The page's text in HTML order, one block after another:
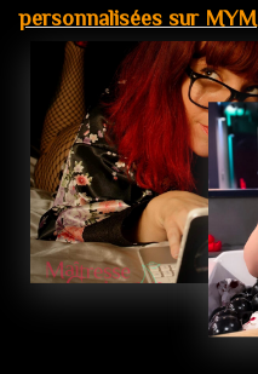
personnalisées sur MYM